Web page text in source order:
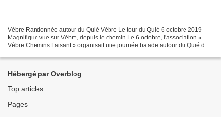
Vèbre Randonnée autour du Quié Vèbre Le tour du Quié 6 octobre 2019 -
Magnifique vue sur Vèbre, depuis le chemin Le 6 octobre, l'association «
Vèbre Chemins Faisant » organisait une journée balade autour du Quié de
Hébergé par Overblog
Top articles
Pages